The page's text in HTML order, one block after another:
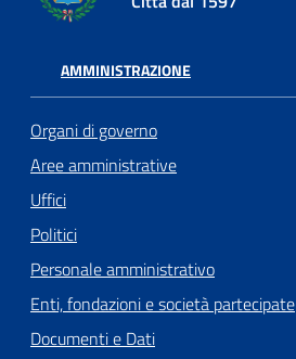
AMMINISTRAZIONE
Organi di governo
Aree amministrative
Uffici
Politici
Personale amministrativo
Enti, fondazioni e società partecipate
Documenti e Dati